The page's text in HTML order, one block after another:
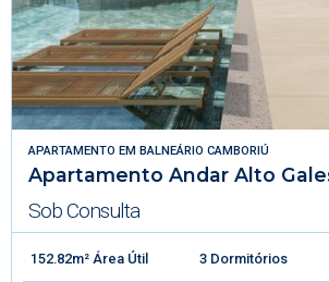
APARTAMENTO EM BALNEÁRIO CAMBORIÚ
Apartamento Andar Alto
Sob Consulta
152.82m² Área Útil 3 Dormitórios